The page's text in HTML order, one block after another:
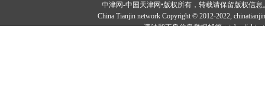
中津网-中国天津网•版权所有，转载请保留版权信息
China Tianjin network Copyright © 2012-2022,
违法和不良信息举报邮箱：